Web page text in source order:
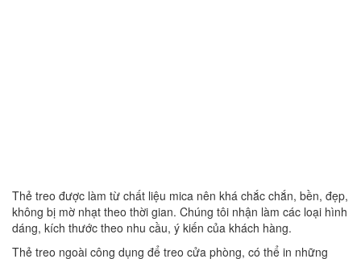
Thẻ treo được làm từ chất liệu mica nên khá chắc chắn, bền, đẹp,
không bị mờ nhạt theo thời gian. Chúng tôi nhận làm các loại hình
dáng, kích thước theo nhu cầu, ý kiến của khách hàng.
Thẻ treo ngoài công dụng để treo cửa phòng, có thể in những